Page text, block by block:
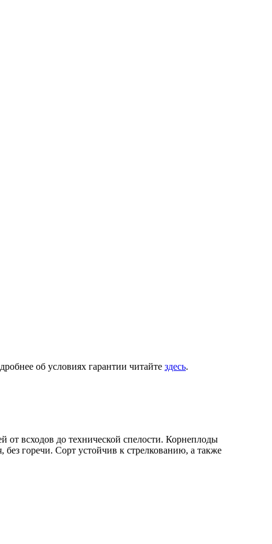
об условиях гарантии читайте здесь.
всходов до технической спелости. Корнеплоды
горечи. Сорт устойчив к стрелкованию, а также